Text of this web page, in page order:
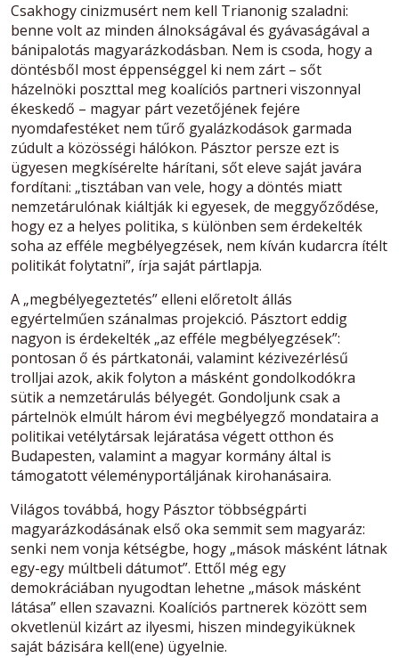
Csakhogy cinizmusért nem kell Trianonig szaladni:
benne volt az minden álnokságával és gyávaságával a
bánipalotás magyarázkodásban. Nem is csoda, hogy a
döntésből most éppenséggel ki nem zárt – sőt
házelnöki poszttal meg koalíciós partneri viszonnyal
ékeskedő – magyar párt vezetőjének fejére
nyomdafestéket nem tűrő gyalázkodások garmada
zúdult a közösségi hálókon. Pásztor persze ezt is
ügyesen megkísérelte hárítani, sőt eleve saját javára
fordítani: „tisztában van vele, hogy a döntés miatt
nemzetárulónak kiáltják ki egyesek, de meggyőződése,
hogy ez a helyes politika, s különben sem érdekelték
soha az efféle megbélyegzések, nem kíván kudarcra ítélt
politikát folytatni”, írja saját pártlapja.
A „megbélyegeztetés” elleni előretolt állás
egyértelműen szánalmas projekció. Pásztort eddig
nagyon is érdekelték „az efféle megbélyegzések”:
pontosan ő és pártkatonái, valamint kézivezérlésű
trolljai azok, akik folyton a másként gondolkodókra
sütik a nemzetárulás bélyegét. Gondoljunk csak a
pártelnök elmúlt három évi megbélyegző mondataira a
politikai vetélytársak lejáratása végett otthon és
Budapesten, valamint a magyar kormány által is
támogatott véleményportáljának kirohanásaira.
Világos továbbá, hogy Pásztor többségpárti
magyarázkodásának első oka semmit sem magyaráz:
senki nem vonja kétségbe, hogy „mások másként látnak
egy-egy múltbeli dátumot”. Ettől még egy
demokráciában nyugodtan lehetne „mások másként
látása” ellen szavazni. Koalíciós partnerek között sem
okvetlenül kizárt az ilyesmi, hiszen mindegyiküknek
saját bázisára kell(ene) ügyelnie.